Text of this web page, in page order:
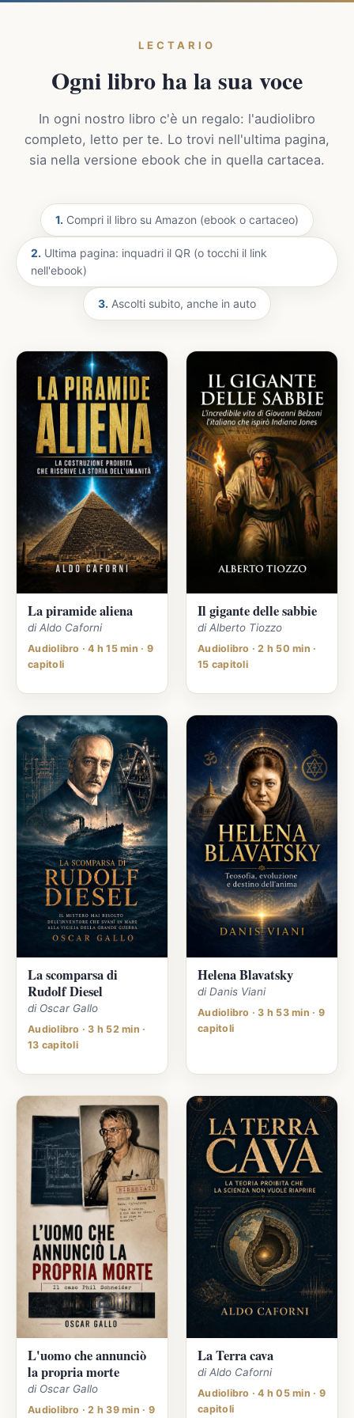
LECTARIO
Ogni libro ha la sua voce
In ogni nostro libro c'è un regalo: l'audiolibro
completo, letto per te. Lo trovi nell'ultima pagina,
sia nella versione ebook che in quella cartacea.
1. Compri il libro su Amazon (ebook o cartaceo)
2. Ultima pagina: inquadri il QR (o tocchi il link
nell'ebook)
3. Ascolti subito, anche in auto
La piramide aliena
di Aldo Caforni
Audiolibro · 4 h 15 min · 9
capitoli
Il gigante delle sabbie
di Alberto Tiozzo
Audiolibro · 2 h 50 min ·
15 capitoli
La scomparsa di
Rudolf Diesel
di Oscar Gallo
Audiolibro · 3 h 52 min ·
13 capitoli
Helena Blavatsky
di Danis Viani
Audiolibro · 3 h 53 min · 9
capitoli
L'uomo che annunciò
la propria morte
di Oscar Gallo
Audiolibro · 2 h 39 min · 9
La Terra cava
di Aldo Caforni
Audiolibro · 4 h 05 min · 9
capitoli